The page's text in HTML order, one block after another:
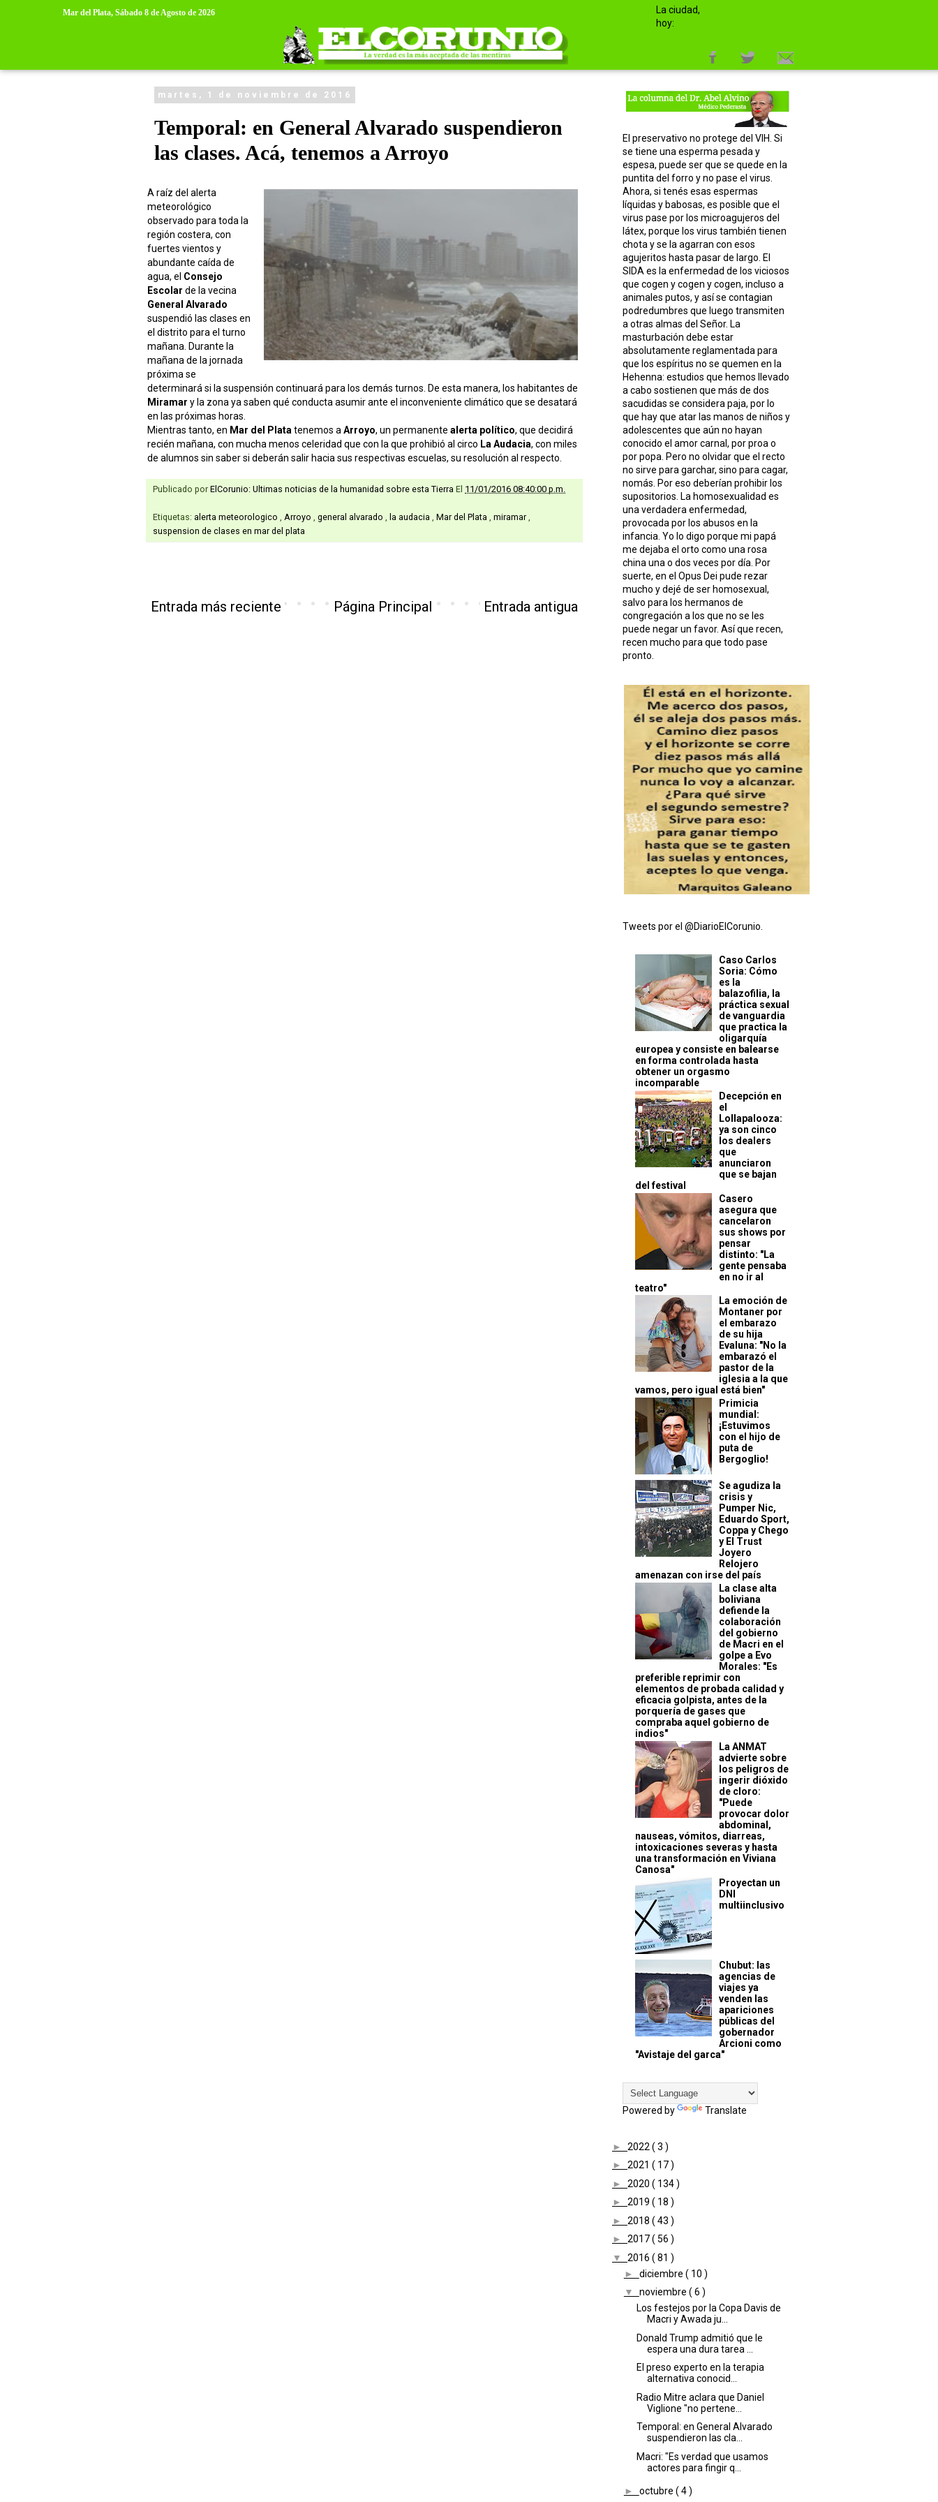
Mar del Plata, Sábado 8 de Agosto de 2026
La ciudad,
hoy:
martes, 1 de noviembre de 2016
Temporal: en General Alvarado suspendieron
las clases. Acá, tenemos a Arroyo
A raíz del alerta
meteorológico
observado para toda la
región costera, con
fuertes vientos y
abundante caída de
agua, el Consejo
Escolar de la vecina
General Alvarado
suspendió las clases en
el distrito para el turno
mañana. Durante la
mañana de la jornada
próxima se
determinará si la suspensión continuará para los demás turnos. De esta manera, los habitantes de
Miramar y la zona ya saben qué conducta asumir ante el inconveniente climático que se desatará
en las próximas horas.
Mientras tanto, en Mar del Plata tenemos a Arroyo, un permanente alerta político, que decidirá
recién mañana, con mucha menos celeridad que con la que prohibió al circo La Audacia, con miles
de alumnos sin saber si deberán salir hacia sus respectivas escuelas, su resolución al respecto.
Publicado por ElCorunio: Ultimas noticias de la humanidad sobre esta Tierra El 11/01/2016 08:40:00 p.m.
Etiquetas: alerta meteorologico Arroyo general alvarado la audacia Mar del Plata miramar
suspension de clases en mar del plata
Entrada más reciente Entrada antigua
Página Principal
El preservativo no protege del VIH. Si
se tiene una esperma pesada y
espesa, puede ser que se quede en la
puntita del forro y no pase el virus.
Ahora, si tenés esas espermas
líquidas y babosas, es posible que el
virus pase por los microagujeros del
látex, porque los virus también tienen
chota y se la agarran con esos
agujeritos hasta pasar de largo. El
SIDA es la enfermedad de los viciosos
que cogen y cogen y cogen, incluso a
animales putos, y así se contagian
podredumbres que luego transmiten
a otras almas del Señor. La
masturbación debe estar
absolutamente reglamentada para
que los espíritus no se quemen en la
Hehenna: estudios que hemos llevado
a cabo sostienen que más de dos
sacudidas se considera paja, por lo
que hay que atar las manos de niños y
adolescentes que aún no hayan
conocido el amor carnal, por proa o
por popa. Pero no olvidar que el recto
no sirve para garchar, sino para cagar,
nomás. Por eso deberían prohibir los
supositorios. La homosexualidad es
una verdadera enfermedad,
provocada por los abusos en la
infancia. Yo lo digo porque mi papá
me dejaba el orto como una rosa
china una o dos veces por día. Por
suerte, en el Opus Dei pude rezar
mucho y dejé de ser homosexual,
salvo para los hermanos de
congregación a los que no se les
puede negar un favor. Así que recen,
recen mucho para que todo pase
pronto.
Tweets por el @DiarioElCorunio.
Caso Carlos
Soria: Cómo
es la
balazofilia, la
práctica sexual
de vanguardia
que practica la
oligarquía
europea y consiste en balearse
en forma controlada hasta
obtener un orgasmo
incomparable
Decepción en
el
Lollapalooza:
ya son cinco
los dealers
que
anunciaron
que se bajan
del festival
Casero
asegura que
cancelaron
sus shows por
pensar
distinto: "La
gente pensaba
en no ir al
teatro"
La emoción de
Montaner por
el embarazo
de su hija
Evaluna: "No la
embarazó el
pastor de la
iglesia a la que
vamos, pero igual está bien"
Primicia
mundial:
¡Estuvimos
con el hijo de
puta de
Bergoglio!
Se agudiza la
crisis y
Pumper Nic,
Eduardo Sport,
Coppa y Chego
y El Trust
Joyero
Relojero
amenazan con irse del país
La clase alta
boliviana
defiende la
colaboración
del gobierno
de Macri en el
golpe a Evo
Morales: "Es
preferible reprimir con
elementos de probada calidad y
eficacia golpista, antes de la
porquería de gases que
compraba aquel gobierno de
indios"
La ANMAT
advierte sobre
los peligros de
ingerir dióxido
de cloro:
"Puede
provocar dolor
abdominal,
nauseas, vómitos, diarreas,
intoxicaciones severas y hasta
una transformación en Viviana
Canosa"
Proyectan un
DNI
multiinclusivo
Chubut: las
agencias de
viajes ya
venden las
apariciones
públicas del
gobernador
Arcioni como
"Avistaje del garca"
Powered by Translate
► 2022 ( 3 )
► 2021 ( 17 )
► 2020 ( 134 )
► 2019 ( 18 )
► 2018 ( 43 )
► 2017( 56 )
▼ 2016 ( 81 )
► diciembre ( 10 )
▼ noviembre ( 6 )
Los festejos por la Copa Davis de
Macri y Awada ju...
Donald Trump admitió que le
espera una dura tarea ...
El preso experto en la terapia
alternativa conocid...
Radio Mitre aclara que Daniel
Viglione "no pertene...
Temporal: en General Alvarado
suspendieron las cla...
Macri: "Es verdad que usamos
actores para fingir q...
► octubre ( 4 )